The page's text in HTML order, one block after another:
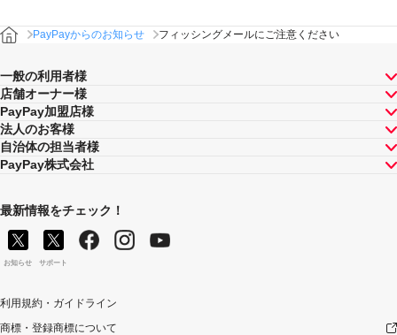
PayPayからのお知らせ フィッシングメールにご注意ください
一般の利用者様
店舗オーナー様
PayPay加盟店様
法人のお客様
自治体の担当者様
PayPay株式会社
最新情報をチェック！
お知らせ サポート
利用規約・ガイドライン
商標・登録商標について